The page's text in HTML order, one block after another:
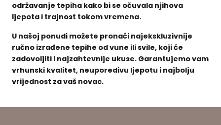
održavanje tepiha kako bi se očuvala njihova
ljepota i trajnost tokom vremena.
U našoj ponudi možete pronaći najekskluzivnije
ručno izrađene tepihe od vune ili svile, koji će
zadovoljiti i najzahtevnije ukuse. Garantujemo vam
vrhunski kvalitet, neuporedivu ljepotu i najbolju
vrijednost za vaš novac.